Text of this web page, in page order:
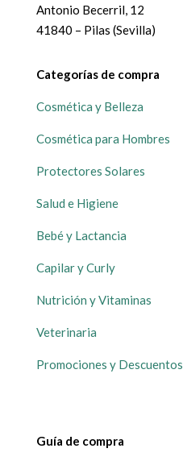
Antonio Becerril, 12
41840 – Pilas (Sevilla)
Categorías de compra
Cosmética y Belleza
Cosmética para Hombres
Protectores Solares
Salud e Higiene
Bebé y Lactancia
Capilar y Curly
Nutrición y Vitaminas
Veterinaria
Promociones y Descuentos
Guía de compra